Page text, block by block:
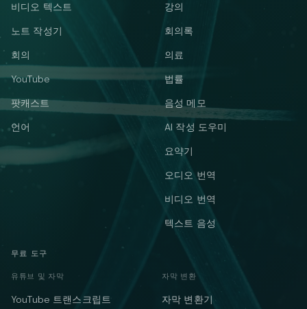
비디오 텍스트
노트 작성기
회의
YouTube
팟캐스트
언어
강의
회의록
의료
법률
음성 메모
AI 작성 도우미
요약기
오디오 번역
비디오 번역
텍스트 음성
무료 도구
유튜브 및 자막
YouTube 트랜스크립트
자막 변환
자막 변환기